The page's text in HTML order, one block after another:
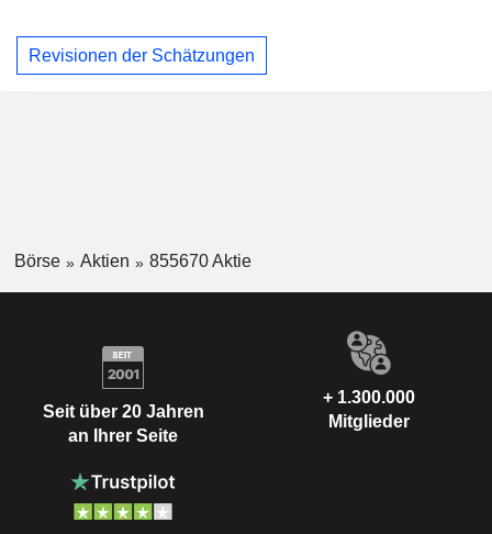
Revisionen der Schätzungen
Börse Aktien 855670 Aktie
Seit über 20 Jahren
an Ihrer Seite
+ 1.300.000
Mitglieder